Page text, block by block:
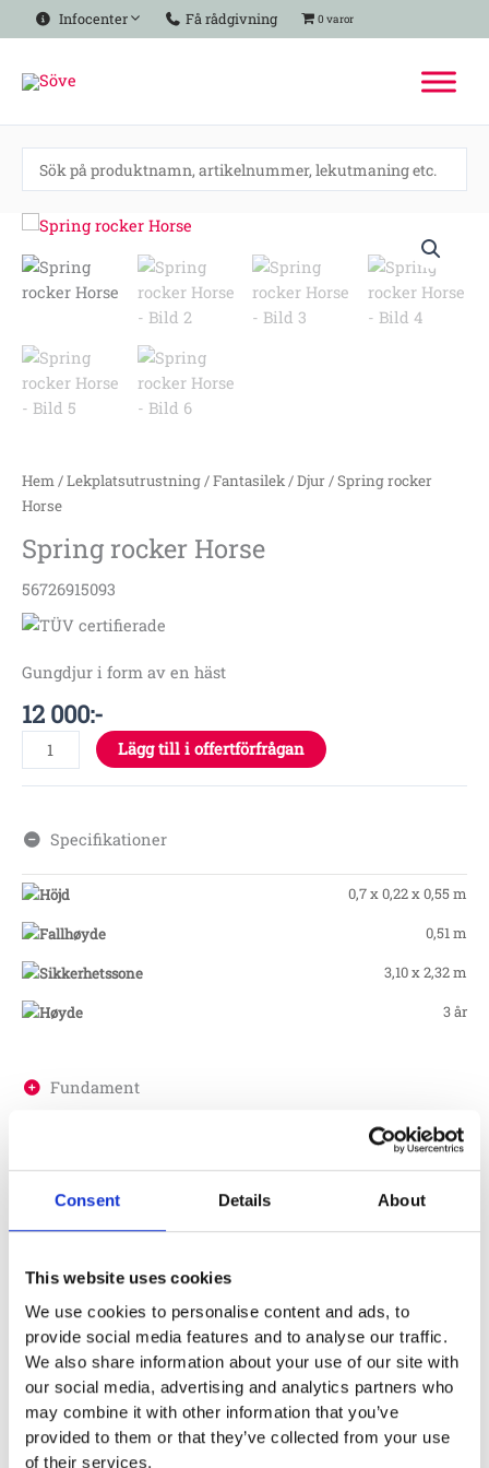
Consent Details About
This website uses cookies
We use cookies to personalise content and ads, to
provide social media features and to analyse our traffic.
We also share information about your use of our site with
our social media, advertising and analytics partners who
may combine it with other information that you’ve
provided to them or that they’ve collected from your use
of their services.
Hoppa
till
Infocenter Få rådgivning 0 varor
Hem/Lekplatsutrustning/Fantasilek/Djur/ Spring rocker
Horse
Spring rocker Horse
56726915093
Gungdjur i form av en häst
12 000:-
Spring
rocker
Horse
mängd
Lägg till i offertförfrågan
Specifikationer
0,7 x 0,22 x 0,55 m
0,51 m
3,10 x 2,32 m
3 år
Fundament
Skötsel
Produktens utseende kan avvika mot de bilder som visas
på hemsidan.